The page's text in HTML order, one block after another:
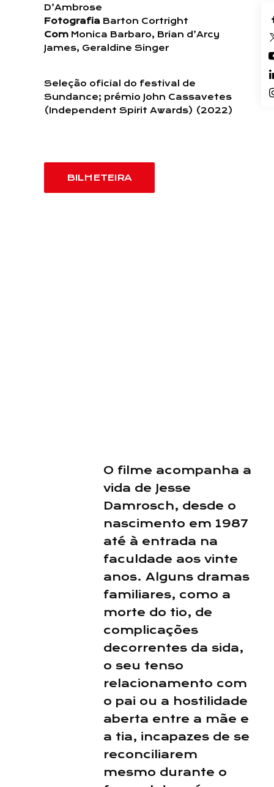
D’Ambrose
Fotografia Barton Cortright
Com Monica Barbaro, Brian d’Arcy
James, Geraldine Singer
Seleção oficial do festival de
Sundance; prémio John Cassavetes
(Independent Spirit Awards) (2022)
BILHETEIRA
O filme acompanha a
vida de Jesse
Damrosch, desde o
nascimento em 1987
até à entrada na
faculdade aos vinte
anos. Alguns dramas
familiares, como a
morte do tio, de
complicações
decorrentes da sida,
o seu tenso
relacionamento com
o pai ou a hostilidade
aberta entre a mãe e
a tia, incapazes de se
reconciliarem
mesmo durante o